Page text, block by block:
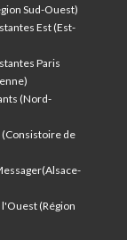
Sud-Ouest)
Est (Est-
Paris
(Nord-
de
(Région